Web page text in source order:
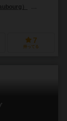
）
7
持ってる